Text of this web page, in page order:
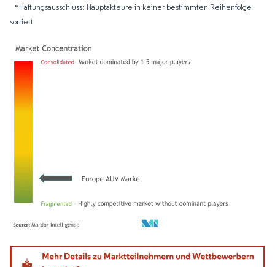
*Haftungsausschluss: Hauptakteure in keiner bestimmten Reihenfolge
sortiert
Bild © Mordor Intelligence. Wiederverwendung erfordert Namensnennung gemäß